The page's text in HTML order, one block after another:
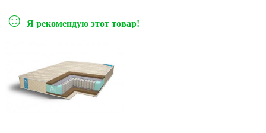
☺ Я рекомендую этот товар!